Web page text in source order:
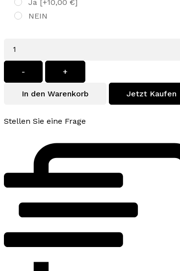
Ja [+10,00 €]
NEIN
Menge
- +
In den Warenkorb Jetzt Kaufen
Stellen Sie eine Frage